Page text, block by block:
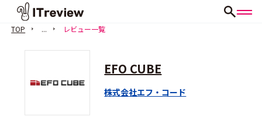
TOP ... レビュー一覧
EFO CUBE
株式会社エフ・コード